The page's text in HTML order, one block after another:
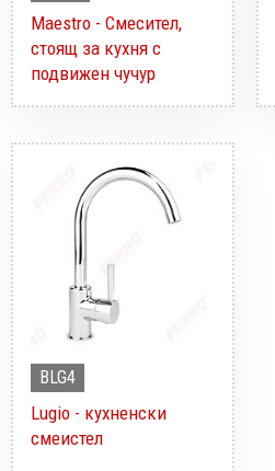
Maestro - Смесител,
стоящ за кухня с
подвижен чучур
BLG4
Lugio - кухненски
смеистел